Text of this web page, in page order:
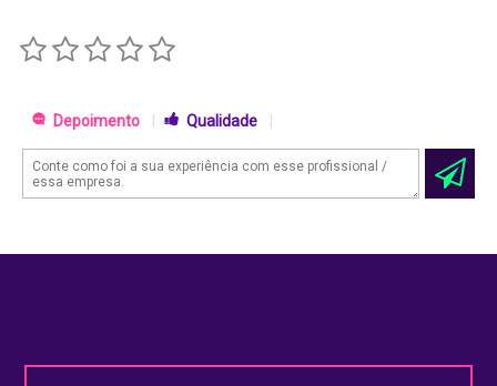
Depoimento Qualidade